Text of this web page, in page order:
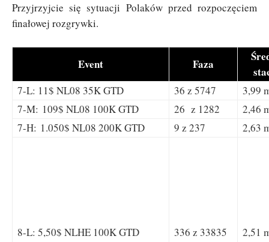
Przyjrzyjcie się sytuacji Polaków przed rozpoczęciem
finałowej rozgrywki.
Event Faza
7-L: 11$ NL08 35K GTD 36 z 5747
3,99
7-M: 109$ NL08 100K GTD
26 z 1282
2,46
7-H: 1.050$ NL08 200K GTD
9 z 237 2,63
8-L: 5,50$ NLHE 100K GTD 336 z 33835 2,51